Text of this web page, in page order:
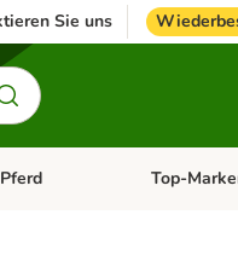
Sie uns
Fisch Menü öffnen: Vogel
Pferd Kategorie-
Top-